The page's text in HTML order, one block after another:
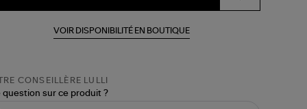
VOIR DISPONIBILITÉ EN BOUTIQUE
CONSEILLÈRE LULLI
question sur ce produit ?